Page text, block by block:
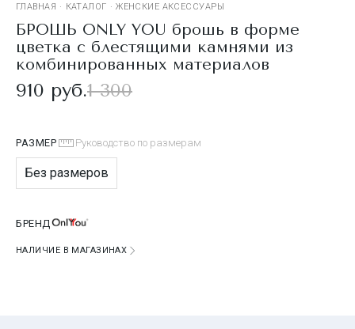
ГЛАВНАЯ · КАТАЛОГ · ЖЕНСКИЕ АКСЕССУАРЫ
БРОШЬ ONLY YOU брошь в форме
цветка с блестящими камнями из
комбинированных материалов
910 руб.1 300
РАЗМЕР Руководство по размерам
Без размеров
БРЕНД
НАЛИЧИЕ В МАГАЗИНАХ